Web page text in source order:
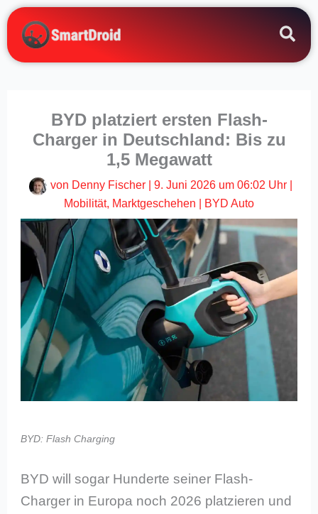
Zum
Inhalt
springen
BYD platziert ersten Flash-
Charger in Deutschland: Bis zu
1,5 Megawatt
von Denny Fischer 9. Juni 2026 um 06:02 Uhr
Mobilität, Marktgeschehen BYD Auto
BYD: Flash Charging
BYD will sogar Hunderte seiner Flash-
Charger in Europa noch 2026 platzieren und